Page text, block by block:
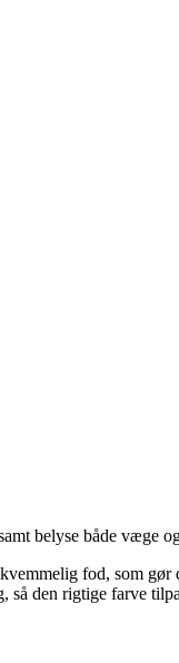
belyse både væge
fod, som
den rigtige farve